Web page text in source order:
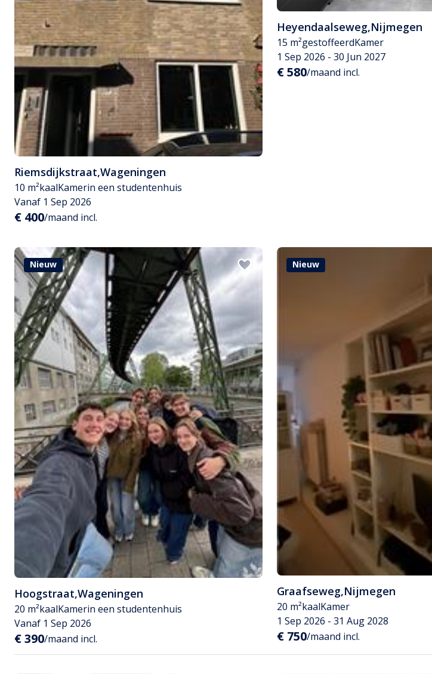
Riemsdijkstraat,Wageningen
10 m²kaalKamerin een studentenhuis
Vanaf 1 Sep 2026
€ 400/maand incl.
Heyendaalseweg,Nijmegen
15 m²gestoffeerdKamer
1 Sep 2026 - 30 Jun 2027
€ 580/maand incl.
Nieuw
Hoogstraat,Wageningen
20 m²kaalKamerin een studentenhuis
Vanaf 1 Sep 2026
€ 390/maand incl.
Nieuw
Graafseweg,Nijmegen
20 m²kaalKamer
1 Sep 2026 - 31 Aug 2028
€ 750/maand incl.